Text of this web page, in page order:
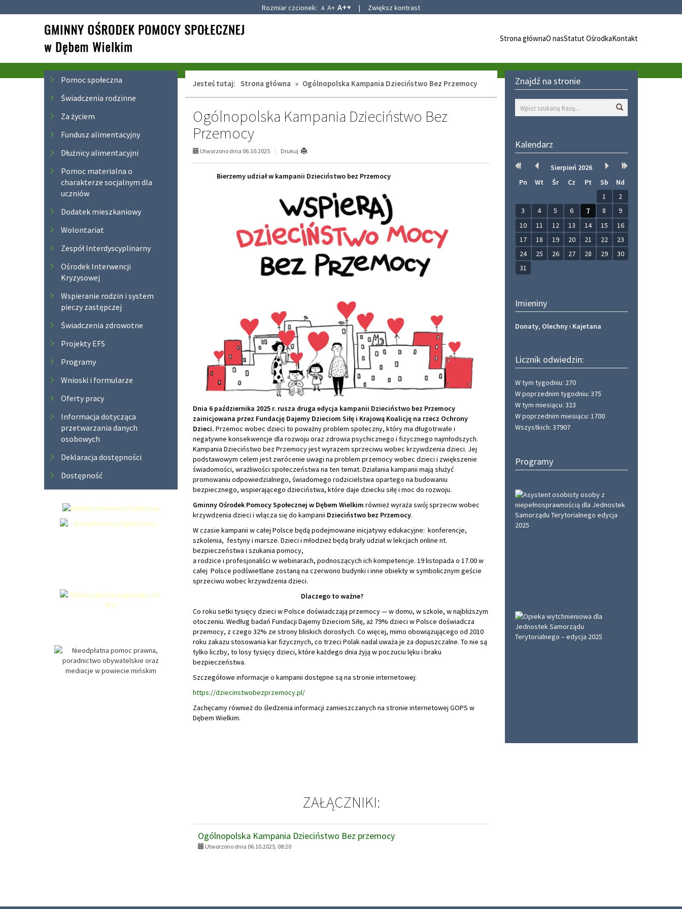
Rozmiar czcionek: A A+ A++ | Zwiększ kontrast
Strona głównaO nasStatut OśrodkaKontakt
MenuPomoc społeczna
Świadczenia rodzinne
Za życiem
Fundusz alimentacyjny
Dłużnicy alimentacyjni
Pomoc materialna o
charakterze socjalnym dla
uczniów
Dodatek mieszkaniowy
Wolontariat
Zespół Interdyscyplinarny
Ośrodek Interwencji
Kryzysowej
Wspieranie rodzin i system
pieczy zastępczej
Świadczenia zdrowotne
Projekty EFS
Programy
Wnioski i formularze
Oferty pracy
Informacja dotycząca
przetwarzania danych
osobowych
Deklaracja dostępności
Dostępność
Jesteś tutaj: Strona główna » Ogólnopolska Kampania Dzieciństwo Bez Przemocy
Ogólnopolska Kampania Dzieciństwo Bez
Przemocy
Utworzono dnia 06.10.2025 Drukuj
Bierzemy udział w kampanii Dzieciństwo bez Przemocy
Dnia 6 października 2025 r. rusza druga edycja kampanii Dzieciństwo bez Przemocy
zainicjowana przez Fundację Dajemy Dzieciom Siłę i Krajową Koalicję na rzecz Ochrony
Dzieci. Przemoc wobec dzieci to poważny problem społeczny, który ma długotrwałe i
negatywne konsekwencje dla rozwoju oraz zdrowia psychicznego i fizycznego najmłodszych.
Kampania Dzieciństwo bez Przemocy jest wyrazem sprzeciwu wobec krzywdzenia dzieci. Jej
podstawowym celem jest zwrócenie uwagi na problem przemocy wobec dzieci i zwiększenie
świadomości, wrażliwości społeczeństwa na ten temat. Działania kampanii mają służyć
promowaniu odpowiedzialnego, świadomego rodzicielstwa opartego na budowaniu
bezpiecznego, wspierającego dzieciństwa, które daje dziecku siłę i moc do rozwoju.
Gminny Ośrodek Pomocy Społecznej w Dębem Wielkim również wyraża swój sprzeciw wobec
krzywdzenia dzieci i włącza się do kampanii Dzieciństwo bez Przemocy.
W czasie kampanii w całej Polsce będą podejmowane inicjatywy edukacyjne: konferencje,
szkolenia, festyny i marsze. Dzieci i młodzież będą brały udział w lekcjach online nt.
bezpieczeństwa i szukania pomocy,
a rodzice i profesjonaliści w webinarach, podnoszących ich kompetencje. 19 listopada o 17.00 w
całej Polsce podświetlane zostaną na czerwono budynki i inne obiekty w symbolicznym geście
sprzeciwu wobec krzywdzenia dzieci.
Dlaczego to ważne?
Co roku setki tysięcy dzieci w Polsce doświadczają przemocy — w domu, w szkole, w najbliższym
otoczeniu. Według badań Fundacji Dajemy Dzieciom Siłę, aż 79% dzieci w Polsce doświadcza
przemocy, z czego 32% ze strony bliskich dorosłych. Co więcej, mimo obowiązującego od 2010
roku zakazu stosowania kar fizycznych, co trzeci Polak nadal uważa je za dopuszczalne. To nie są
tylko liczby, to losy tysięcy dzieci, które każdego dnia żyją w poczuciu lęku i braku
bezpieczeństwa.
Szczegółowe informacje o kampanii dostępne są na stronie internetowej:
https://dziecinstwobezprzemocy.pl/
Zachęcamy również do śledzenia informacji zamieszczanych na stronie internetowej GOPS w
Dębem Wielkim.
ZAŁĄCZNIKI:
Ogólnopolska Kampania Dzieciństwo Bez przemocy
Utworzono dnia 06.10.2025, 08:20
Znajdź na stronie
Kalendarz
Rok
Miesiąc
wcześniej
Sierpień 2026
Miesiąc
Rok
Pn Wt Śr Cz Pt Sb
Nd
1
2
3
4 5 6 7 8
9
10
11 12 13 14 15
16
17
18 19 20 21 22
23
24
25 26 27 28 29
30
31
Imieniny
Donaty, Olechnyi Kajetana
Licznik odwiedzin:
W tym tygodniu: 270
W poprzednim tygodniu: 375
W tym miesiącu: 323
W poprzednim miesiącu: 1700
Wszystkich: 37907
Programy